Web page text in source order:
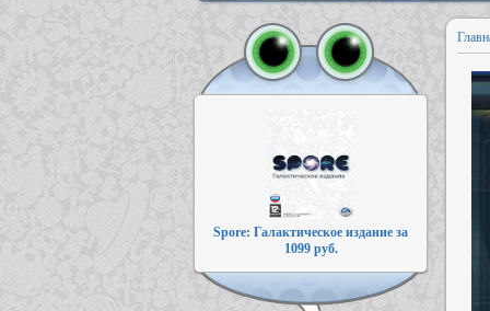
Spore: Галактическое издание за
1099 руб.